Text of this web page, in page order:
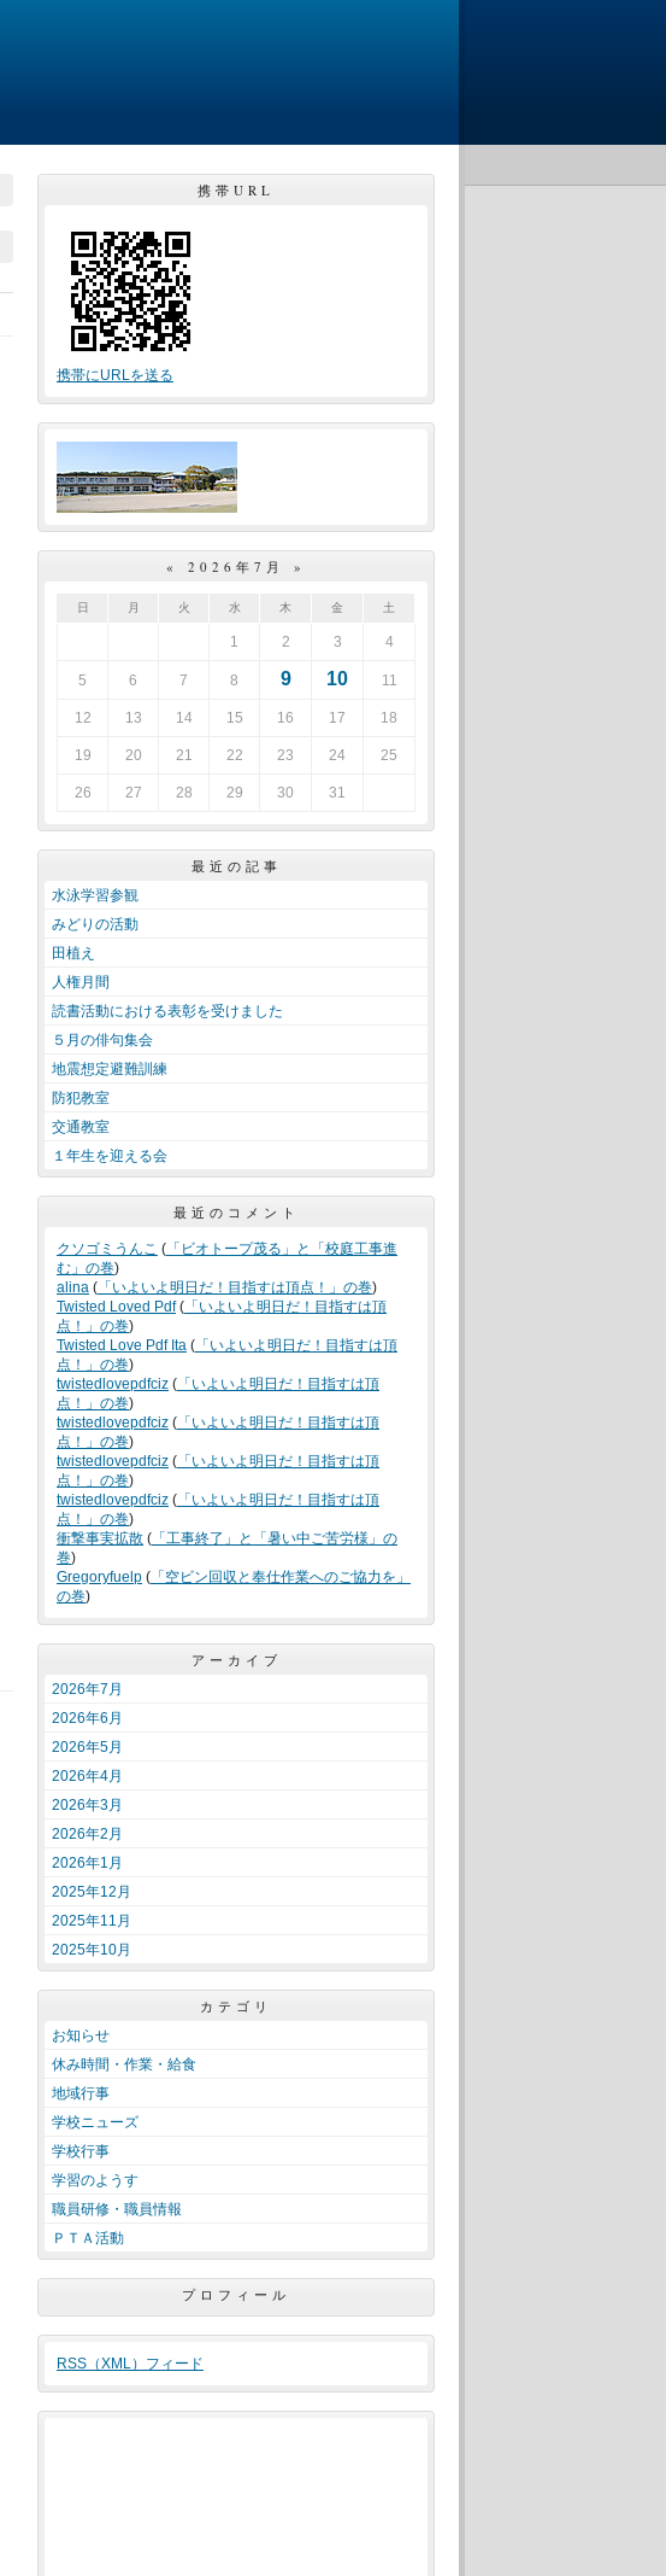
携帯URL
携帯にURLを送る
« 2026年7月 »
日 月 火 水 木 金 土
1 2 3 4
5 6 7 8 9 10 11
12 13 14 15 16 17 18
19 20 21 22 23 24 25
26 27 28 29 30 31
最近の記事
水泳学習参観
みどりの活動
田植え
人権月間
読書活動における表彰を受けました
５月の俳句集会
地震想定避難訓練
防犯教室
交通教室
１年生を迎える会
最近のコメント
クソゴミうんこ ( 「ビオトープ茂る」と「校庭工事進
む」の巻)
alina ( 「いよいよ明日だ！目指すは頂点！」の巻)
Twisted Loved Pdf( 「いよいよ明日だ！目指すは頂
点！」の巻)
Twisted Love Pdf Ita ( 「いよいよ明日だ！目指すは頂
点！」の巻)
twistedlovepdfciz ( 「いよいよ明日だ！目指すは頂
点！」の巻)
twistedlovepdfciz ( 「いよいよ明日だ！目指すは頂
点！」の巻)
twistedlovepdfciz ( 「いよいよ明日だ！目指すは頂
点！」の巻)
twistedlovepdfciz ( 「いよいよ明日だ！目指すは頂
点！」の巻)
衝撃事実拡散 ( 「工事終了」と「暑い中ご苦労様」の
巻)
Gregoryfuelp ( 「空ビン回収と奉仕作業へのご協力を」
の巻)
アーカイブ
2026年7月
2026年6月
2026年5月
2026年4月
2026年3月
2026年2月
2026年1月
2025年12月
2025年11月
2025年10月
カテゴリ
お知らせ
休み時間・作業・給食
地域行事
学校ニューズ
学校行事
学習のようす
職員研修・職員情報
ＰＴＡ活動
プロフィール
RSS（XML）フィード